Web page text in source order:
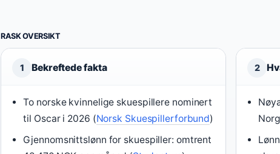
RASK OVERSIKT
1 Bekreftede fakta
To norske kvinnelige skuespillere nominert
til Oscar i 2026 (Norsk Skuespillerforbund)
Gjennomsnittslønn for skuespiller: omtrent
2